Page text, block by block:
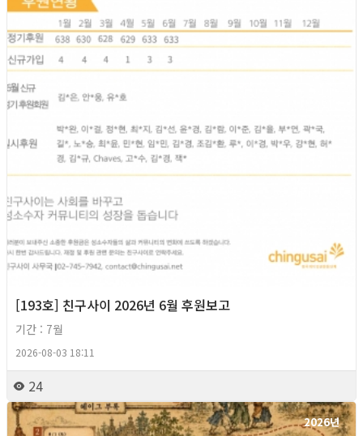
[193호] 친구사이 2026년 6월 후원보고
기간 : 7월
2026-08-03 18:11
24
2026년